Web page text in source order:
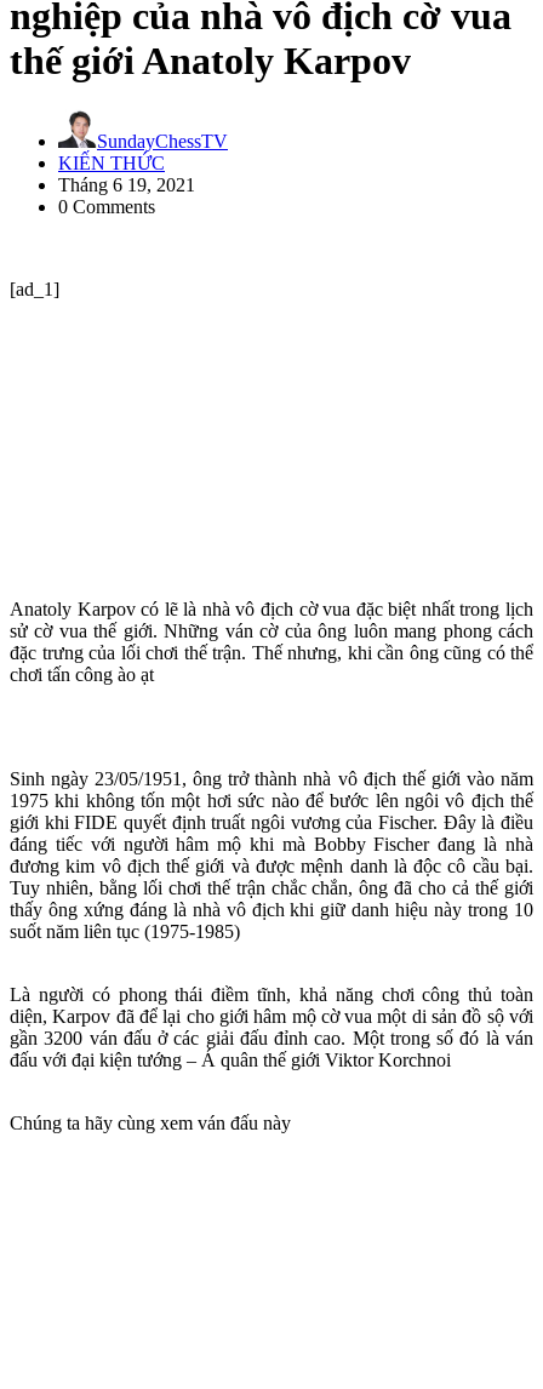
nghiệp của nhà vô địch cờ vua
thế giới Anatoly Karpov
SundayChessTV
KIẾN THỨC
Tháng 6 19, 2021
0 Comments
[ad_1]
Anatoly Karpov có lẽ là nhà vô địch cờ vua đặc biệt nhất trong lịch
sử cờ vua thế giới. Những ván cờ của ông luôn mang phong cách
đặc trưng của lối chơi thế trận. Thế nhưng, khi cần ông cũng có thể
chơi tấn công ào ạt
Sinh ngày 23/05/1951, ông trở thành nhà vô địch thế giới vào năm
1975 khi không tốn một hơi sức nào để bước lên ngôi vô địch thế
giới khi FIDE quyết định truất ngôi vương của Fischer. Đây là điều
đáng tiếc với người hâm mộ khi mà Bobby Fischer đang là nhà
đương kim vô địch thế giới và được mệnh danh là độc cô cầu bại.
Tuy nhiên, bằng lối chơi thế trận chắc chắn, ông đã cho cả thế giới
thấy ông xứng đáng là nhà vô địch khi giữ danh hiệu này trong 10
suốt năm liên tục (1975-1985)
Là người có phong thái điềm tĩnh, khả năng chơi công thủ toàn
diện, Karpov đã để lại cho giới hâm mộ cờ vua một di sản đồ sộ với
gần 3200 ván đấu ở các giải đấu đỉnh cao. Một trong số đó là ván
đấu với đại kiện tướng – Á quân thế giới Viktor Korchnoi
Chúng ta hãy cùng xem ván đấu này